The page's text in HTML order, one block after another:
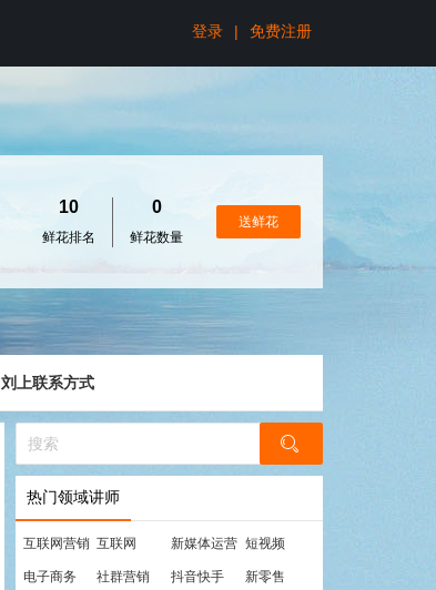
登录 | 免费注册
10
鲜花排名
0
鲜花数量
送鲜花
刘上联系方式
热门领域讲师
互联网营销 互联网 新媒体运营 短视频
电子商务 社群营销 抖音快手 新零售